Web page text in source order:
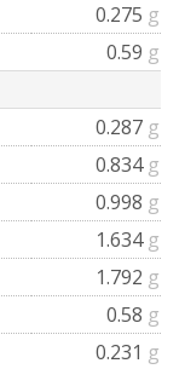
0.275 g
0.59 g
0.287 g
0.834 g
0.998 g
1.634 g
1.792 g
0.58 g
0.231 g